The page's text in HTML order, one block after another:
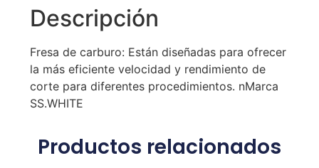
Descripción
Fresa de carburo: Están diseñadas para ofrecer
la más eficiente velocidad y rendimiento de
corte para diferentes procedimientos. nMarca
SS.WHITE
Productos relacionados